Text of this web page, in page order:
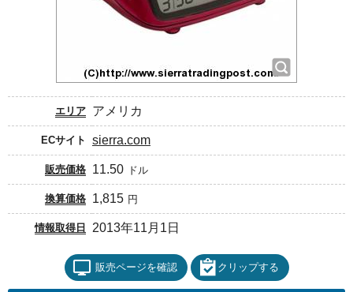
エリア アメリカ
ECサイト sierra.com
販売価格 11.50 ドル
換算価格 1,815 円
情報取得日 2013年11月1日
販売ページを確認 クリップする